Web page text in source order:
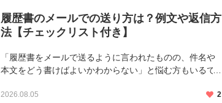
履歴書のメールでの送り方は？例文や返信方
法【チェックリスト付き】
「履歴書をメールで送るように言われたものの、件名や
本文をどう書けばよいかわからない」と悩む方もいるで
けでなく、添付ファイルの形式や名称、送信先の確認も
2026.08.05 2